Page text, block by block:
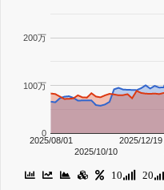
2025/08/01
2025/10/10
2025/12/19
0
100万
200万
10 20